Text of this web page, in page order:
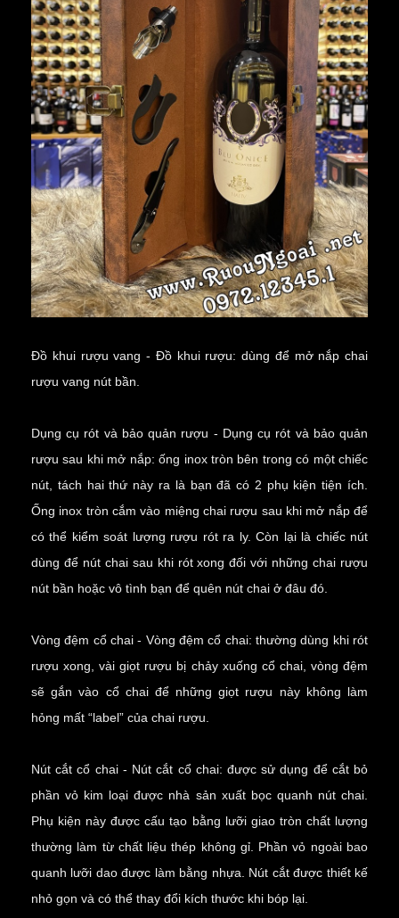
Đồ khui rượu vang - Đồ khui rượu: dùng để mở nắp chai
rượu vang nút bần.
Dụng cụ rót và bảo quản rượu - Dụng cụ rót và bảo quản
rượu sau khi mở nắp: ống inox tròn bên trong có một chiếc
nút, tách hai thứ này ra là bạn đã có 2 phụ kiện tiện ích.
Ống inox tròn cắm vào miệng chai rượu sau khi mở nắp để
có thể kiểm soát lượng rượu rót ra ly. Còn lại là chiếc nút
dùng để nút chai sau khi rót xong đối với những chai rượu
nút bần hoặc vô tình bạn để quên nút chai ở đâu đó.
Vòng đệm cổ chai - Vòng đệm cổ chai: thường dùng khi rót
rượu xong, vài giọt rượu bị chảy xuống cổ chai, vòng đệm
sẽ gắn vào cổ chai để những giọt rượu này không làm
hỏng mất “label” của chai rượu.
Nút cắt cổ chai - Nút cắt cổ chai: được sử dụng để cắt bỏ
phần vỏ kim loại được nhà sản xuất bọc quanh nút chai.
Phụ kiện này được cấu tạo bằng lưỡi giao tròn chất lượng
thường làm từ chất liệu thép không gỉ. Phần vỏ ngoài bao
quanh lưỡi dao được làm bằng nhựa. Nút cắt được thiết kế
nhỏ gọn và có thể thay đổi kích thước khi bóp lại.